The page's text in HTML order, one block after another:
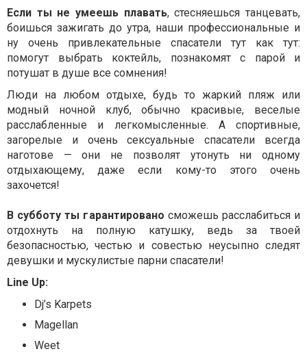
Если ты не умеешь плавать, стесняешься танцевать,
боишься зажигать до утра, наши профессиональные и
ну очень привлекательные спасатели тут как тут:
помогут выбрать коктейль, познакомят с парой и
потушат в душе все сомнения!
Люди на любом отдыхе, будь то жаркий пляж или
модный ночной клуб, обычно красивые, веселые
расслабленные и легкомысленные. А спортивные,
загорелые и очень сексуальные спасатели всегда
наготове — они не позволят утонуть ни одному
отдыхающему, даже если кому-то этого очень
захочется!
В субботу ты гарантировано сможешь расслабиться и
отдохнуть на полную катушку, ведь за твоей
безопасностью, честью и совестью неусыпно следят
девушки и мускулистые парни спасатели!
Line Up:
Dj’s Karpets
Magellan
Weet